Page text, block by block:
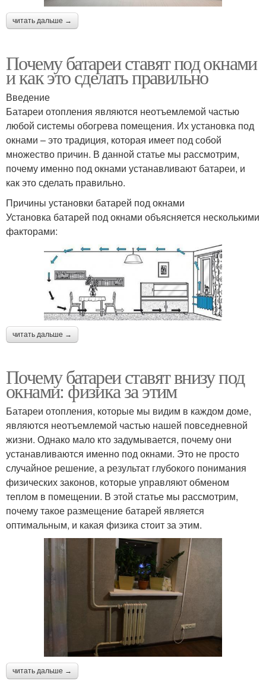
читать дальше →
Почему батареи ставят под окнами
и как это сделать правильно
Введение
Батареи отопления являются неотъемлемой частью
любой системы обогрева помещения. Их установка под
окнами – это традиция, которая имеет под собой
множество причин. В данной статье мы рассмотрим,
почему именно под окнами устанавливают батареи, и
как это сделать правильно.
Причины установки батарей под окнами
Установка батарей под окнами объясняется несколькими
факторами:
читать дальше →
Почему батареи ставят внизу под
окнами: физика за этим
Батареи отопления, которые мы видим в каждом доме,
являются неотъемлемой частью нашей повседневной
жизни. Однако мало кто задумывается, почему они
устанавливаются именно под окнами. Это не просто
случайное решение, а результат глубокого понимания
физических законов, которые управляют обменом
теплом в помещении. В этой статье мы рассмотрим,
почему такое размещение батарей является
оптимальным, и какая физика стоит за этим.
читать дальше →